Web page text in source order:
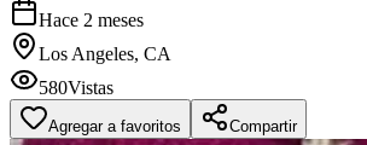
Hace 2 meses
Los Angeles, CA
580Vistas
Agregar a favoritos Compartir